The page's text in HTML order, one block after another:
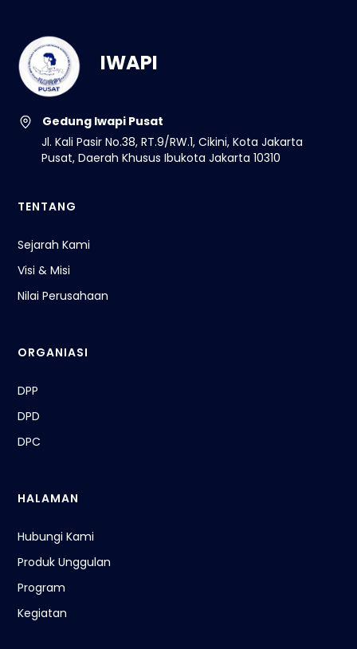
IWAPI
Gedung Iwapi Pusat
Jl. Kali Pasir No.38, RT.9/RW.1, Cikini, Kota Jakarta
Pusat, Daerah Khusus Ibukota Jakarta 10310
TENTANG
Sejarah Kami
Visi & Misi
Nilai Perusahaan
ORGANIASI
DPP
DPD
DPC
HALAMAN
Hubungi Kami
Produk Unggulan
Program
Kegiatan